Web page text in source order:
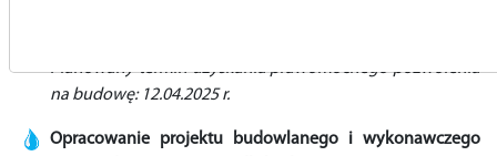
Planowany termin uzyskania prawomocnego pozwolenia
na budowę: 12.04.2025 r.
Opracowanie projektu budowlanego i wykonawczego